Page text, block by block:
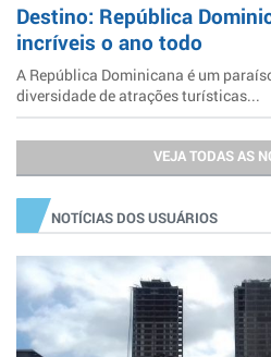
Destino: República
incríveis o ano todo
A República Dominicana é um
diversidade de atrações turísticas...
VEJA TODAS AS
NOTÍCIAS DOS USUÁRIOS